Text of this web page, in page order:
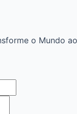
o Mundo